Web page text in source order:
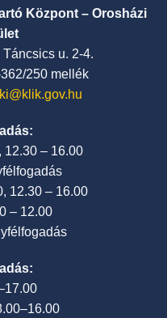
Központ – Orosházi
u. 2-4.
250 mellék
12.30 – 16.00
12.30 – 16.00
– 12.00